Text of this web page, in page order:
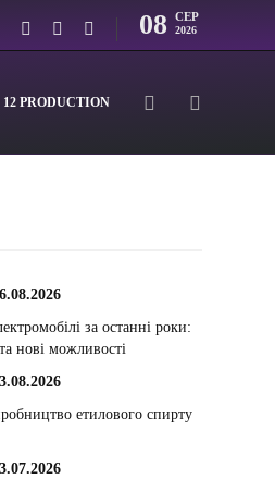
08 СЕР
2026
12 PRODUCTION
за останні роки:
нові можливості
етилового спирту